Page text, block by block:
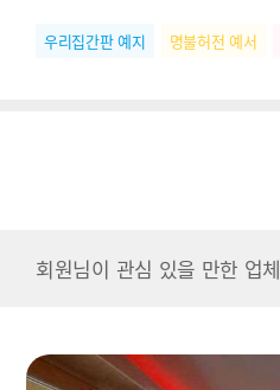
우리집간판 예지 명불허전 예서
회원님이 관심 있을 만한 업체